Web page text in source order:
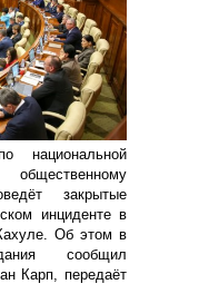
национальной
закрытые
инциденте в
Об этом в
сообщил
Карп, передаёт